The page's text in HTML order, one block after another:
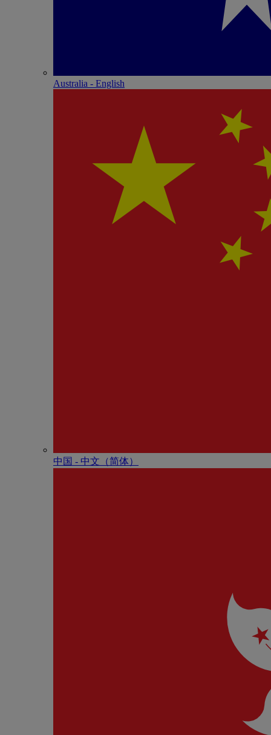
Australia - English
中国 - 中⽂（简体）